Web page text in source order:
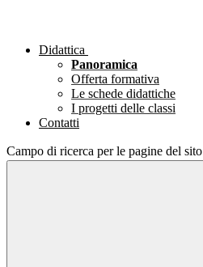
Didattica
Panoramica
Offerta formativa
Le schede didattiche
I progetti delle classi
Contatti
Campo di ricerca per le pagine del sito